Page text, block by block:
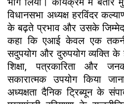
विधानसभा अध्यक्ष हरविंदर
के बढ़ते प्रभाव और उसके
कहा कि एआई केवल एक
सदुपयोग और दुरुपयोग व्यक्ति
शिक्षा, पत्रकारिता और
सकारात्मक उपयोग किया
अध्यक्षता दैनिक ट्रिब्यून के